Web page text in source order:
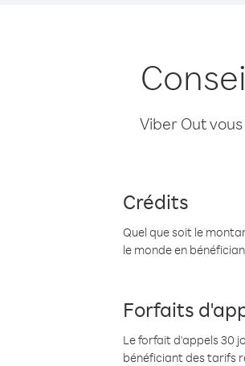
Viber Out
Crédits
Quel que soit le
le monde en
Forfaits
Le forfait d'appels 30
bénéficiant des tarifs